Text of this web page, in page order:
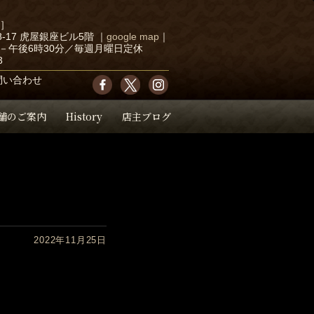
のご案内 History 店主ブログ
17 虎屋銀座ビル5階
google map
午後6時30分／毎週月曜日定休
い合わせ
2022年11月25日